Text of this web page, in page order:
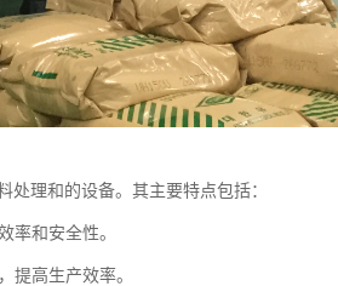
理和的设备。其主要特点包括：
率和安全性。
提高生产效率。